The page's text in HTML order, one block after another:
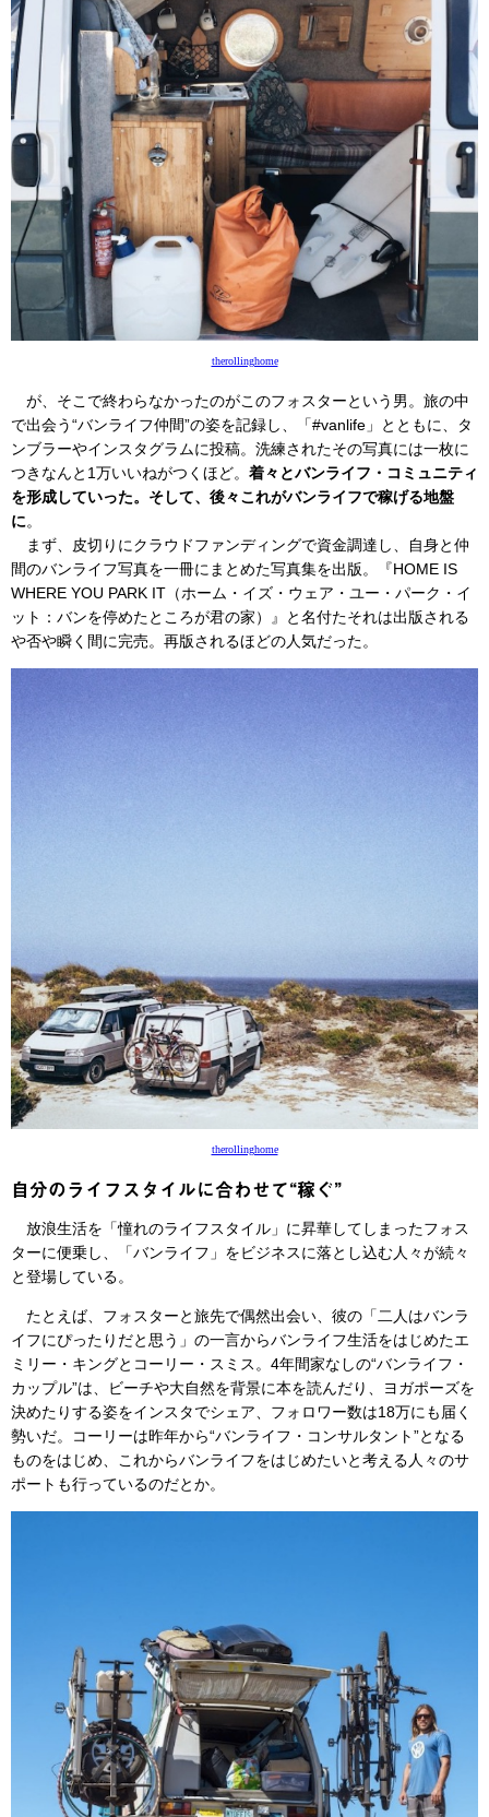
therollinghome
が、そこで終わらなかったのがこのフォスターという男。旅の中
で出会う“バンライフ仲間”の姿を記録し、「#vanlife」とともに、タ
ンブラーやインスタグラムに投稿。洗練されたその写真には一枚に
つきなんと1万いいねがつくほど。 着々とバンライフ・コミュニティ
を形成していった。そして、後々これがバンライフで稼げる地盤
に。
まず、皮切りにクラウドファンディングで資金調達し、自身と仲
間のバンライフ写真を一冊にまとめた写真集を出版。『HOME IS
WHERE YOU PARK IT（ホーム・イズ・ウェア・ユー・パーク・イ
ット：バンを停めたところが君の家）』と名付たそれは出版される
や否や瞬く間に完売。再版されるほどの人気だった。
therollinghome
自分のライフスタイルに合わせて“稼ぐ”
放浪生活を「憧れのライフスタイル」に昇華してしまったフォス
ターに便乗し、「バンライフ」をビジネスに落とし込む人々が続々
と登場している。
たとえば、フォスターと旅先で偶然出会い、彼の「二人はバンラ
イフにぴったりだと思う」の一言からバンライフ生活をはじめたエ
ミリー・キングとコーリー・スミス。4年間家なしの“バンライフ・
カップル”は、ビーチや大自然を背景に本を読んだり、ヨガポーズを
決めたりする姿をインスタでシェア、フォロワー数は18万にも届く
勢いだ。コーリーは昨年から“バンライフ・コンサルタント”となる
ものをはじめ、これからバンライフをはじめたいと考える人々のサ
ポートも行っているのだとか。